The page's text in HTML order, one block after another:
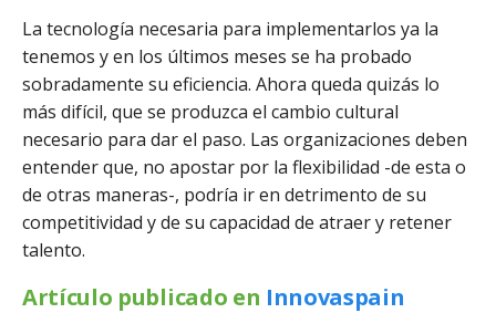
La tecnología necesaria para implementarlos ya la
tenemos y en los últimos meses se ha probado
sobradamente su eficiencia. Ahora queda quizás lo
más difícil, que se produzca el cambio cultural
necesario para dar el paso. Las organizaciones deben
entender que, no apostar por la flexibilidad -de esta o
de otras maneras-, podría ir en detrimento de su
competitividad y de su capacidad de atraer y retener
talento.
Artículo publicado en Innovaspain